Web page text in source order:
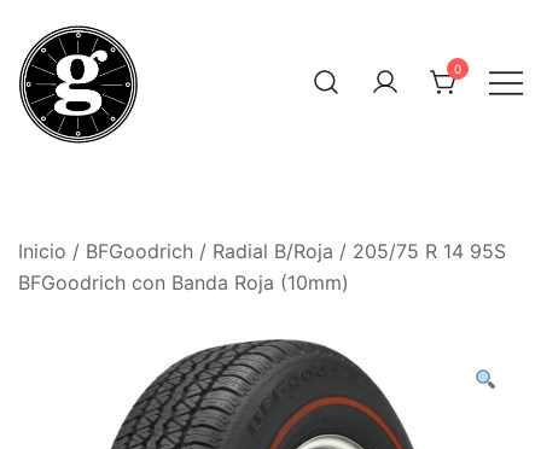
contenido
0
Inicio / BFGoodrich / Radial B/Roja / 205/75 R 14 95S
BFGoodrich con Banda Roja (10mm)